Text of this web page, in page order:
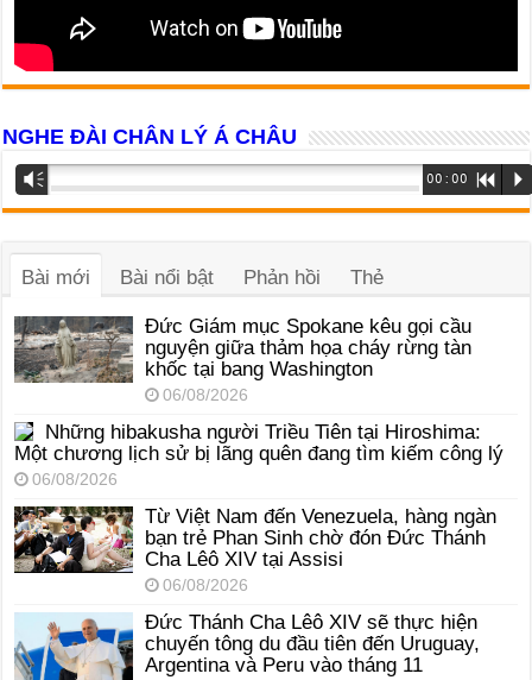
NGHE ĐÀI CHÂN LÝ Á CHÂU
Trình
phát
âm
Vm 00:00 R P
Bài mới Bài nổi bật Phản hồi Thẻ
Đức Giám mục Spokane kêu gọi cầu
nguyện giữa thảm họa cháy rừng tàn
khốc tại bang Washington
06/08/2026
Những hibakusha người Triều Tiên tại Hiroshima:
Một chương lịch sử bị lãng quên đang tìm kiếm công lý
06/08/2026
Từ Việt Nam đến Venezuela, hàng ngàn
bạn trẻ Phan Sinh chờ đón Đức Thánh
Cha Lêô XIV tại Assisi
06/08/2026
Đức Thánh Cha Lêô XIV sẽ thực hiện
chuyến tông du đầu tiên đến Uruguay,
Argentina và Peru vào tháng 11